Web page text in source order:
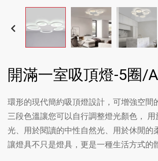
開滿一室吸頂燈-5圈/
環形的現代簡約吸頂燈設計，可增強空間
三段色溫讓您可以自行調整燈光顏色， 用
光、用於閱讀的中性自然光、用於休閒的
讓燈具不只是燈具，更是一種生活方式的